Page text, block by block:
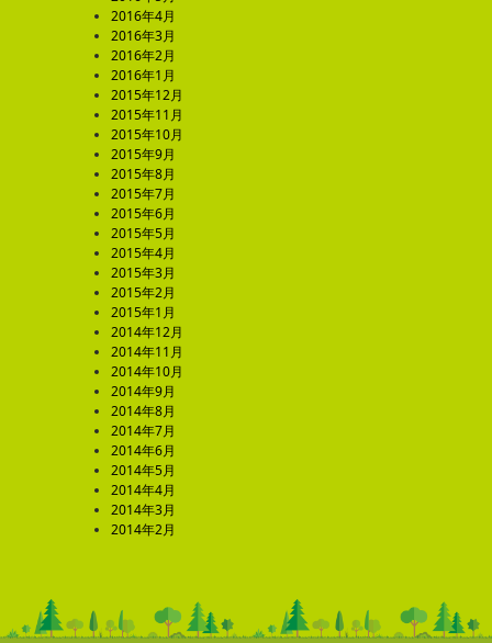
2016年4月
2016年3月
2016年2月
2016年1月
2015年12月
2015年11月
2015年10月
2015年9月
2015年8月
2015年7月
2015年6月
2015年5月
2015年4月
2015年3月
2015年2月
2015年1月
2014年12月
2014年11月
2014年10月
2014年9月
2014年8月
2014年7月
2014年6月
2014年5月
2014年4月
2014年3月
2014年2月